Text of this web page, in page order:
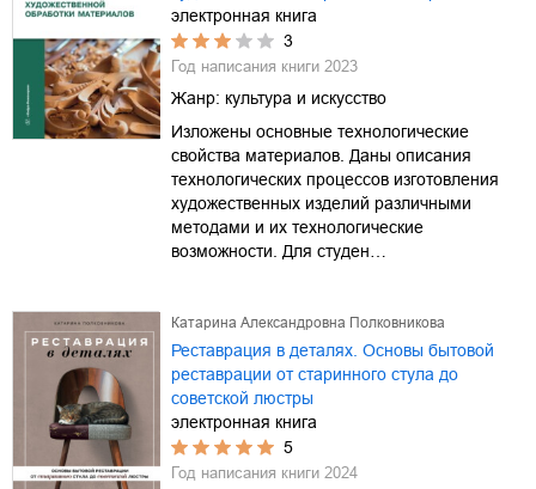
электронная книга
3
Год написания книги 2023
Жанр: культура и искусство
Изложены основные технологические
свойства материалов. Даны описания
технологических процессов изготовления
художественных изделий различными
методами и их технологические
возможности. Для студен…
Катарина Александровна Полковникова
Реставрация в деталях. Основы бытовой
реставрации от старинного стула до
советской люстры
электронная книга
5
Год написания книги 2024